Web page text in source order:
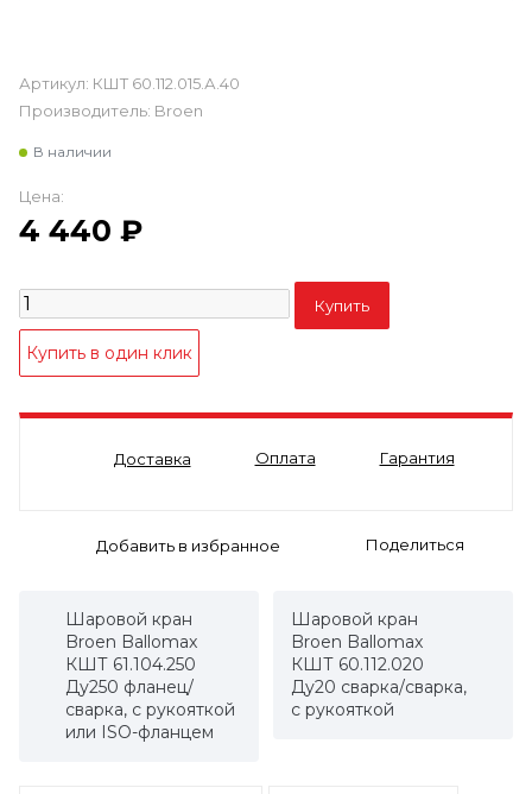
Артикул: КШТ 60.112.015.А.40
Производитель: Broen
В наличии
Цена:
4 440 ₽
Доставка Оплата Гарантия
Поделиться
Шаровой кран
Broen Ballomax
КШТ 61.104.250
Ду250 фланец/
сварка, с рукояткой
или ISO-фланцем
Шаровой кран
Broen Ballomax
КШТ 60.112.020
Ду20 сварка/сварка,
с рукояткой